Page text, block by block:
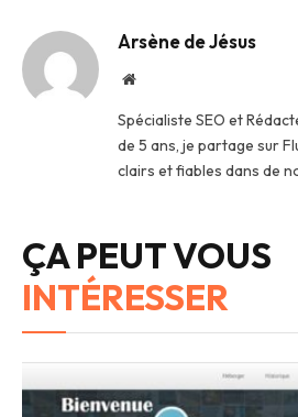
Arsène de Jésus
Site
Spécialiste SEO et
de 5 ans, je partage sur
clairs et fiables dans de
ÇA PEUT VOUS
INTÉRESSER